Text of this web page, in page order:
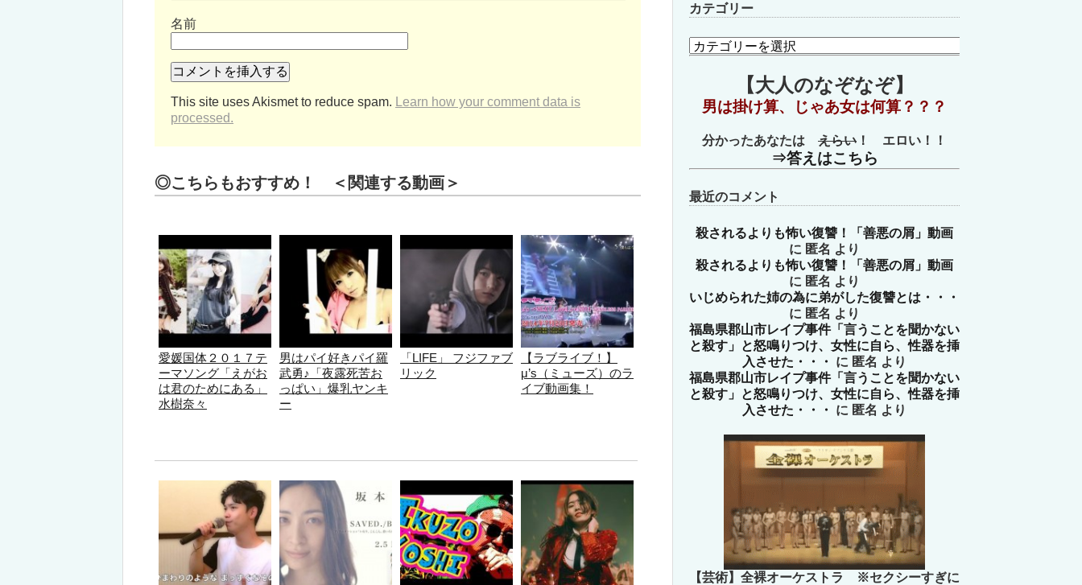
名前
This site uses Akismet to reduce spam.
Learn how your comment data is
processed.
◎こちらもおすすめ！ ＜関連する動画＞
愛媛国体２０１７テ
ーマソング「えがお
は君のためにある」
水樹奈々
男はパイ好きパイ羅
武勇♪「夜露死苦お
っぱい」爆乳ヤンキ
ー
「LIFE」 フジファブ
リック
【ラブライブ！】
μ’s（ミューズ）のラ
イブ動画集！
カテゴリー
カ
テ
【大人のなぞなぞ】
男は掛け算、じゃあ女は何算？？？
分かったあなたは えらい ！ エロい！！
⇒答えはこちら
最近のコメント
殺されるよりも怖い復讐！「善悪の屑」動画
に 匿名 より
殺されるよりも怖い復讐！「善悪の屑」動画
に 匿名 より
いじめられた姉の為に弟がした復讐とは・・・
に 匿名 より
福島県郡山市レイプ事件「言うことを聞かない
と殺す」と怒鳴りつけ、女性に自ら、性器を挿
入させた・・・
に 匿名 より
福島県郡山市レイプ事件「言うことを聞かない
と殺す」と怒鳴りつけ、女性に自ら、性器を挿
入させた・・・
に 匿名 より
【芸術】全裸オーケストラ ※セクシーすぎに